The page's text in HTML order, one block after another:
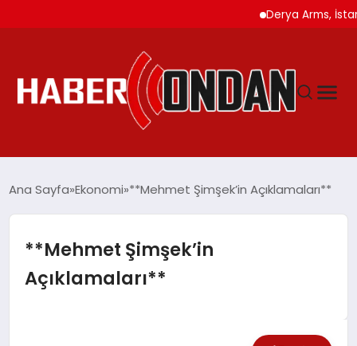
Derya Arms, İstanbul
DÜNYA
Ana Sayfa Ekonomi **Mehmet Şimşek’in Açıklamaları**
**Mehmet Şimşek’in
Açıklamaları**